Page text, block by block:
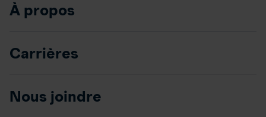
À propos
Carrières
Nous joindre